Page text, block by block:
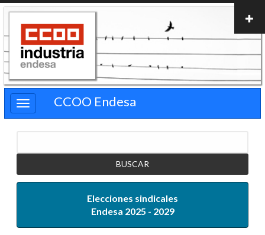
Pasar
contenido
principal
CCOO Endesa
Elecciones sindicales
Endesa 2025 - 2029